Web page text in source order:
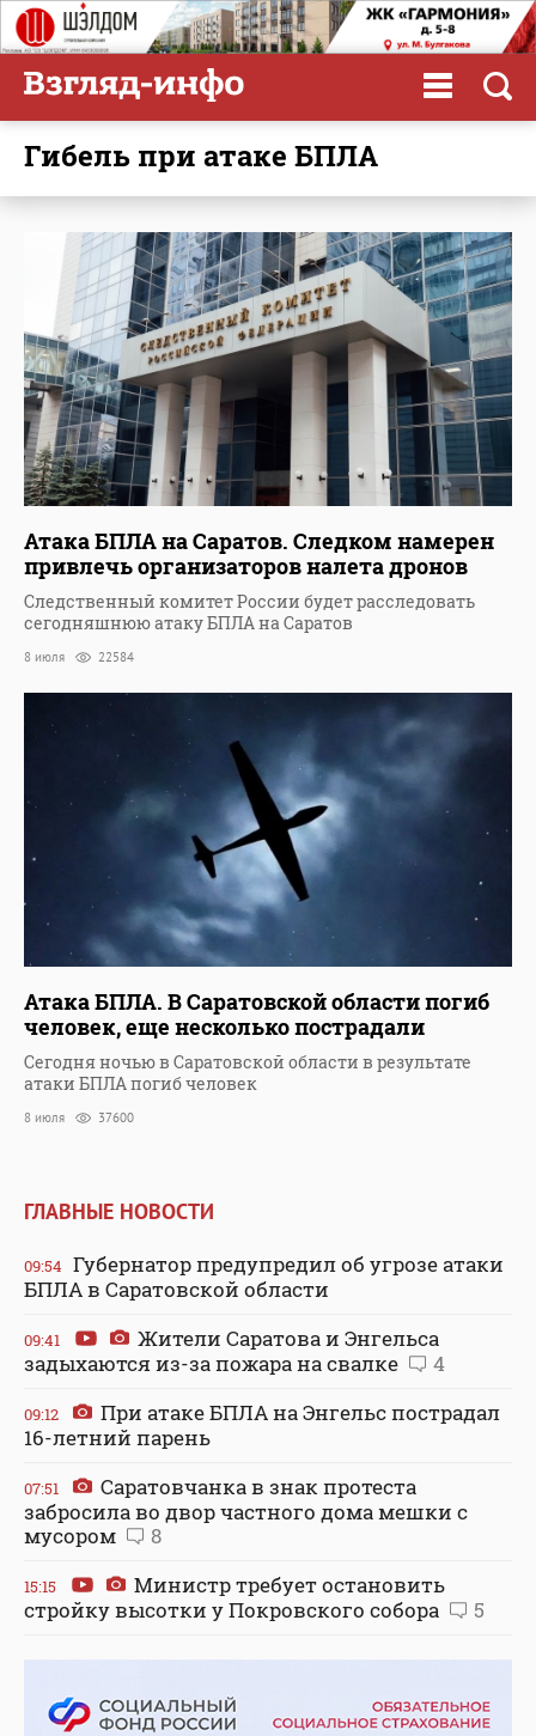
гибель при атаке БПЛА
Атака БПЛА на Саратов. Следком намерен
привлечь организаторов налета дронов
Следственный комитет России будет расследовать
сегодняшнюю атаку БПЛА на Саратов
8 июля 22584
Атака БПЛА. В Саратовской области погиб
человек, еще несколько пострадали
Сегодня ночью в Саратовской области в результате
атаки БПЛА погиб человек
8 июля 37600
ГЛАВНЫЕ НОВОСТИ
09:54 Губернатор предупредил об угрозе атаки
БПЛА в Саратовской области
09:41
Жители Саратова и Энгельса
задыхаются из-за пожара на свалке
4
09:12
При атаке БПЛА на Энгельс пострадал
16-летний парень
07:51
Саратовчанка в знак протеста
забросила во двор частного дома мешки с
мусором
8
15:15
Министр требует остановить
стройку высотки у Покровского собора
5